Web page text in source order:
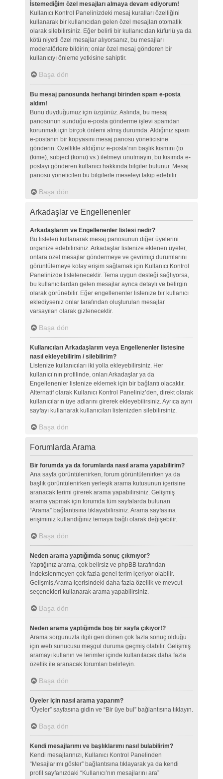
İstemediğim özel mesajları almaya devam ediyorum!
Kullanıcı Kontrol Panelinizdeki mesaj kuralları özelliğini
kullanarak bir kullanıcıdan gelen özel mesajları otomatik
olarak silebilirsiniz. Eğer belirli bir kullanıcıdan küfürlü ya da
kötü niyetli özel mesajlar alıyorsanız, bu mesajları
moderatörlere bildirin; onlar özel mesaj gönderen bir
kullanıcıyı önleme yetkisine sahiptir.
Başa dön
Bu mesaj panosunda herhangi birinden spam e-posta
aldım!
Bunu duyduğumuz için üzgünüz. Aslında, bu mesaj
panosunun sunduğu e-posta gönderme işlevi spamdan
korunmak için birçok önlemi almış durumda. Aldığınız spam
e-postanın bir kopyasını mesaj panosu yöneticisine
gönderin. Özellikle aldığınız e-posta’nın başlık kısmını (to
(kime), subject (konu) vs.) iletmeyi unutmayın, bu kısımda e-
postayı gönderen kullanıcı hakkında bilgiler bulunur. Mesaj
panosu yöneticileri bu bilgilerle meseleyi takip edebilir.
Başa dön
Arkadaşlar ve Engellenenler
Arkadaşlarım ve Engellenenler listesi nedir?
Bu listeleri kullanarak mesaj panosunun diğer üyelerini
organize edebilirsiniz. Arkadaşlar listenize eklenen üyeler,
onlara özel mesajlar göndermeye ve çevrimiçi durumlarını
görüntülemeye kolay erişim sağlamak için Kullanıcı Kontrol
Panelinizde listelenecektir. Tema uygun desteği sağlıyorsa,
bu kullanıcılardan gelen mesajlar ayrıca detaylı ve belirgin
olarak görünebilir. Eğer engellenenler listenize bir kullanıcı
eklediyseniz onlar tarafından oluşturulan mesajlar
varsayılan olarak gizlenecektir.
Başa dön
Kullanıcıları Arkadaşlarım veya Engellenenler listesine
nasıl ekleyebilirim / silebilirim?
Listenize kullanıcıları iki yolla ekleyebilirsiniz. Her
kullanıcı’nın profilinde, onları Arkadaşlar ya da
Engellenenler listenize eklemek için bir bağlantı olacaktır.
Alternatif olarak Kullanıcı Kontrol Paneliniz’den, direkt olarak
kullanıcıların üye adlarını girerek ekleyebilirsiniz. Ayrıca aynı
sayfayı kullanarak kullanıcıları listenizden silebilirsiniz.
Başa dön
Forumlarda Arama
Bir forumda ya da forumlarda nasıl arama yapabilirim?
Ana sayfa görüntülenirken, forum görüntülenirken ya da
başlık görüntülenirken yerleşik arama kutusunun içerisine
aranacak terimi girerek arama yapabilirsiniz. Gelişmiş
arama yapmak için forumda tüm sayfalarda bulunan
“Arama” bağlantısına tıklayabilirsiniz. Arama sayfasına
erişiminiz kullandığınız temaya bağlı olarak değişebilir.
Başa dön
Neden arama yaptığımda sonuç çıkmıyor?
Yaptığınız arama, çok belirsiz ve phpBB tarafından
indekslenmeyen çok fazla genel terim içeriyor olabilir.
Gelişmiş Arama içerisindeki daha fazla özellik ve mevcut
seçenekleri kullanarak arama yapabilirsiniz.
Başa dön
Neden arama yaptığımda boş bir sayfa çıkıyor!?
Arama sorgunuzla ilgili geri dönen çok fazla sonuç olduğu
için web sunucusu meşgul duruma geçmiş olabilir. Gelişmiş
aramayı kullanın ve terimler içinde kullanılacak daha fazla
özellik ile aranacak forumları belirleyin.
Başa dön
Üyeler için nasıl arama yaparım?
“Üyeler” sayfasına gidin ve “Bir üye bul” bağlantısına tıklayın.
Başa dön
Kendi mesajlarımı ve başlıklarımı nasıl bulabilirim?
Kendi mesajlarınızı, Kullanıcı Kontrol Panelinden
“Mesajlarımı göster” bağlantısına tıklayarak ya da kendi
profil sayfanızdaki “Kullanıcı’nın mesajlarını ara”